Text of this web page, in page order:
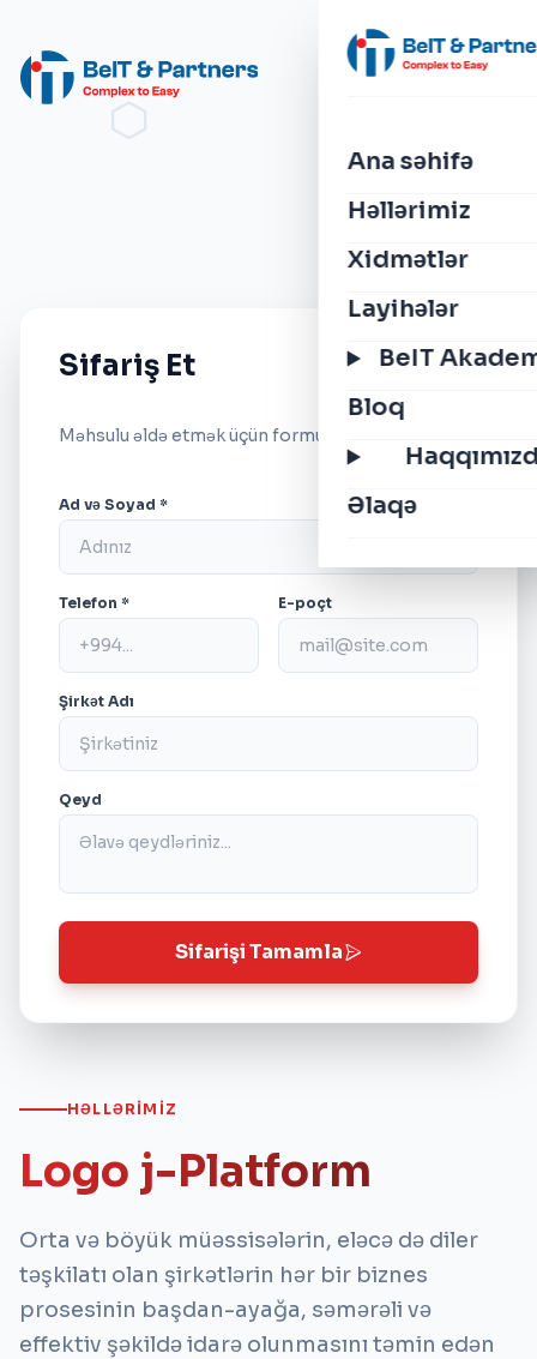
Ana səhifə
Həllərimiz
Xidmətlər
Layihələr
BeIT
Bloq
Əlaqə
HƏLLƏRIMIZ
Logo j-Platform
Orta və böyük müəssisələrin, eləcə də diler
təşkilatı olan şirkətlərin hər bir biznes
prosesinin başdan-ayağa, səmərəli və
effektiv şəkildə idarə olunmasını təmin edən
Sifariş Et
Məhsulu əldə etmək üçün formu doldurun.
Ad və Soyad *
Telefon * E-poçt
Şirkət Adı
Qeyd
Sifarişi Tamamla